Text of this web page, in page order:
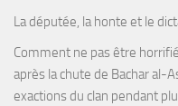
La députée, la honte et le
Comment ne pas être
après la chute de Bachar al-
exactions du clan pendant